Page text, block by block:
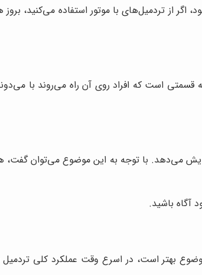
از تردمیل‌های با موتور استفاده می‌کنید،
است که افراد روی آن راه می‌روند با
می‌دهد. با توجه به این موضوع می‌توان گفت،
آگاه باشید.
بهتر است، در اسرع وقت عملکرد کلی تردمیل